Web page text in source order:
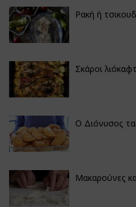
Ρακή ή
Σκάροι
Ο Διόνυσος
Μακαρούνες